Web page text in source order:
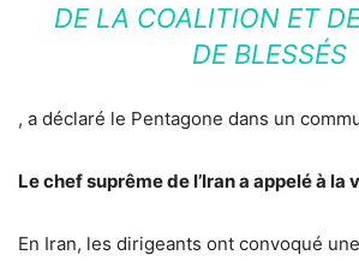
DE LA COALITION ET
DE BLESSÉS
, a déclaré le Pentagone dans un
Le chef suprême de l’Iran a appelé à la
En Iran, les dirigeants ont convoqué